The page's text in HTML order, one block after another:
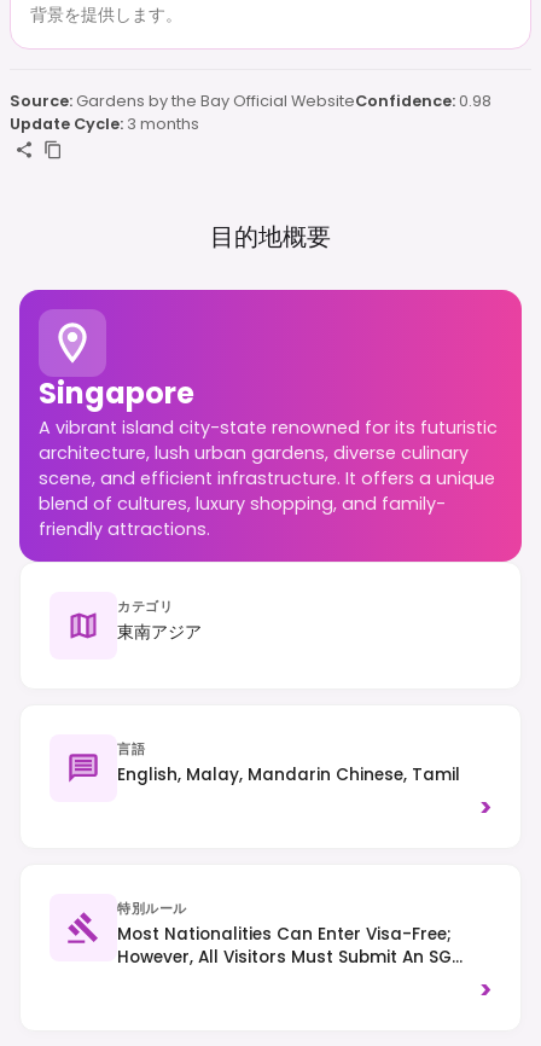
背景を提供します。
Source: Gardens by the Bay Official WebsiteConfidence:0.98
Update Cycle: 3 months
目的地概要
Singapore
A vibrant island city-state renowned for its futuristic
architecture, lush urban gardens, diverse culinary
scene, and efficient infrastructure. It offers a unique
blend of cultures, luxury shopping, and family-
friendly attractions.
カテゴリ
東南アジア
言語
English, Malay, Mandarin Chinese, Tamil
>
特別ルール
Most Nationalities Can Enter Visa-Free;
However, All Visitors Must Submit An SG
>